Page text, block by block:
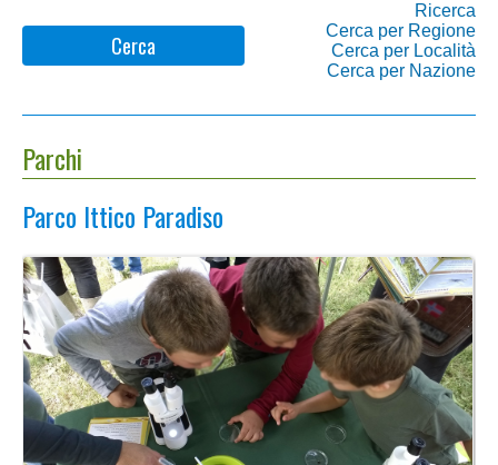
Cerca
Ricerca
Cerca per Regione
Cerca per Località
Cerca per Nazione
Parchi
Parco Ittico Paradiso